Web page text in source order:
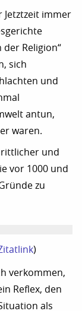
Jetztzeit immer
der Religion“
sich
und
antun,
waren.
und
vor 1000 und
zu
)
verkommen,
Reflex, den
als